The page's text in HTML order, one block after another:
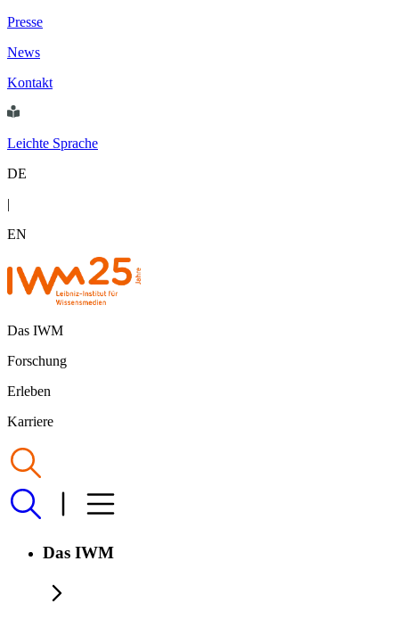
Presse
News
Kontakt
Leichte Sprache
DE
|
EN
Das IWM
Forschung
Erleben
Karriere
Das IWM